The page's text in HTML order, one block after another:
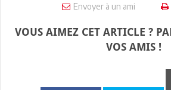
Envoyer à un ami
VOUS AIMEZ CET ARTICLE ?
VOS AMIS !